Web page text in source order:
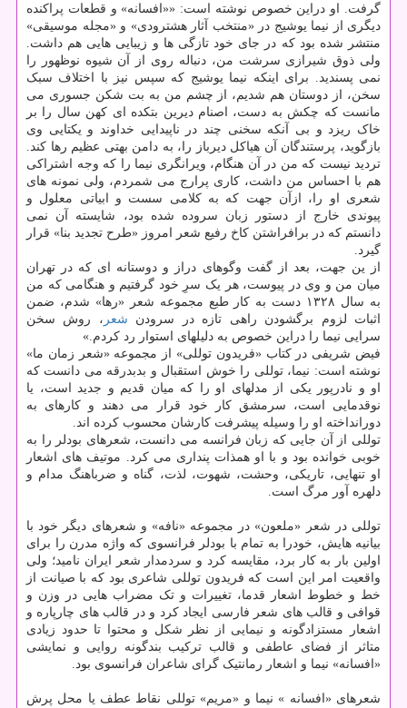
گرفت. او دراین خصوص نوشته است: ««افسانه» و قطعات پراکنده
دیگری از نیما یوشیج در «منتخب آثار هشترودی» و «مجله موسیقی»
منتشر شده بود که در جای خود تازگی ها و زیبایی هایی هم داشت.
ولی ذوق شیرازی سرشت من، دنباله روی از آن شیوه نوظهور را
نمی پسندید. برای اینکه نیما یوشیج که سپس نیز با اختلاف سبک
سخن، از دوستان هم شدیم، از چشم من به بت شکن جسوری می
مانست که چکش به دست، اصنام دیرین بتکده ای کهن سال را بر
خاک ریزد و بی آنکه سخنی چند در ناپیدایی خداوند و یکتایی وی
بازگوید، پرستندگان آن هیاکل دیرباز را، به دامن بهتی عظیم رها کند.
تردید نیست که من در آن هنگام، ویرانگری نیما را که وجه اشتراکی
هم با احساس من داشت، کاری پرارج می شمردم، ولی نمونه های
شعری او را، ازآن جهت که به کلامی سست و ابیاتی معلول و
پیوندی خارج از دستور زبان سروده شده بود، شایسته آن نمی
دانستم که در برافراشتن کاخ رفیع شعر امروز «طرح تجدید بنا» قرار
گیرد.
از ین جهت، بعد از گفت وگوهای دراز و دوستانه ای که در تهران
میان من و وی در پیوست، هر یک سرِ خود گرفتیم و هنگامی که من
به سال ۱۳۲۸ دست به کار طبع مجموعه شعر «رها» شدم، ضمن
اثبات لزوم برگشودن راهی تازه در سرودن شعر ، روش سخن
سرایی نیما را دراین خصوص به دلیلهای استوار رد کردم.»
فیض شریفی در کتاب «فریدون توللی» از مجموعه «شعر زمان ما»
نوشته است: نیما، توللی را خوش استقبال و بدبدرقه می دانست که
او و نادرپور یکی از مدلهای او را که میان قدیم و جدید است، یا
نوقدمایی است، سرمشق کار خود قرار می دهند و کارهای به
دورانداخته او را وسیله پیشرفت کارشان محسوب کرده اند.
توللی از آن جایی که زبان فرانسه می دانست، شعرهای بودلر را به
خوبی خوانده بود و با او همذات پنداری می کرد. موتیف های اشعار
او تنهایی، تاریکی، وحشت، شهوت، لذت، گناه و ضرباهنگ مدام و
دلهره آور مرگ است.
توللی در شعر «ملعون» در مجموعه «نافه» و شعرهای دیگر خود با
بیانیه هایش، خودرا به تمام با بودلر فرانسوی که واژه مدرن را برای
اولین بار به کار برد، مقایسه کرد و سردمدار شعر ایران نامید؛ ولی
واقعیت امر این است که فریدون توللی شاعری بود که با صیانت از
خط و خطوط اشعار قدما، تغییرات و تک مضراب هایی در وزن و
قوافی و قالب های شعر فارسی ایجاد کرد و در قالب های چارپاره و
اشعار مستزادگونه و نیمایی از نظر شکل و محتوا تا حدود زیادی
متاثر از فضای عاطفی و قالب ترکیب بندگونه روایی و نمایشی
«افسانه» نیما و اشعار رمانتیک گرای شاعران فرانسوی بود.
شعرهای «افسانه » نیما و «مریم» توللی نقاط عطف یا محل پرش